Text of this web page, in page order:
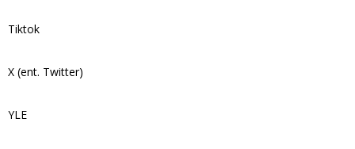
Tiktok
X (ent. Twitter)
YLE